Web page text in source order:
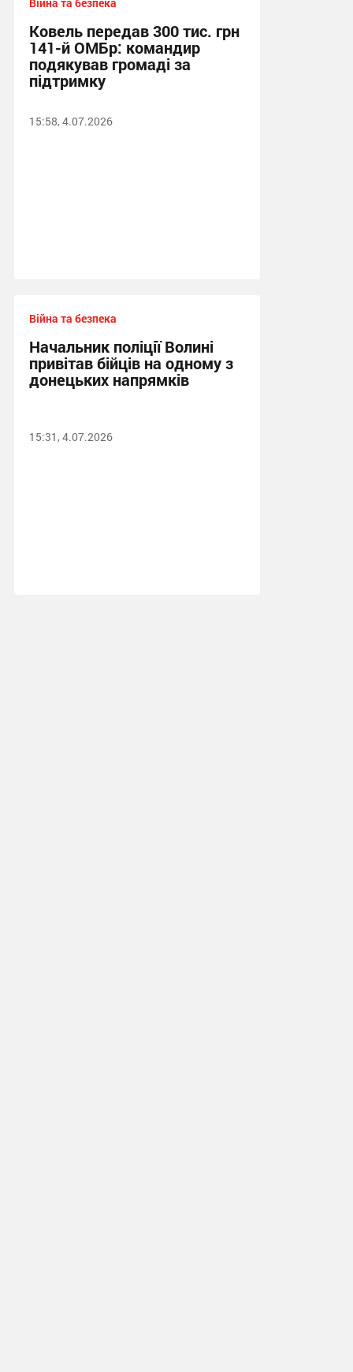
Ковель передав 300 тис. грн
141-й ОМБр: командир
подякував громаді за
підтримку
15:58, 4.07.2026
Війна та безпека
Начальник поліції Волині
привітав бійців на одному з
донецьких напрямків
15:31, 4.07.2026